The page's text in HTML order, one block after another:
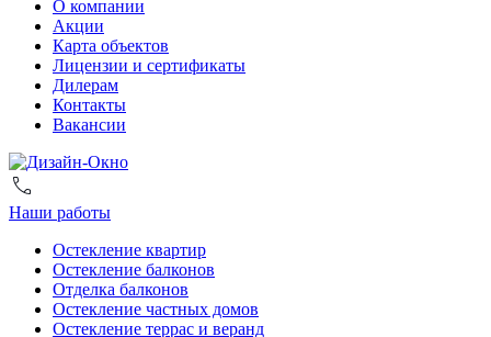
О компании
Акции
Карта объектов
Лицензии и сертификаты
Дилерам
Контакты
Вакансии
Наши работы
Остекление квартир
Остекление балконов
Отделка балконов
Остекление частных домов
Остекление террас и веранд